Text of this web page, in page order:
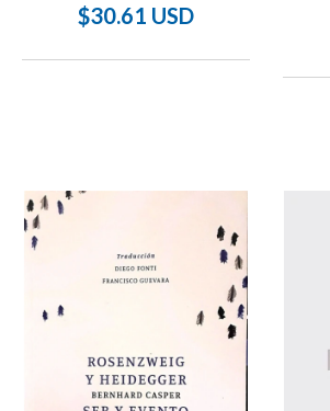
$30.61 USD